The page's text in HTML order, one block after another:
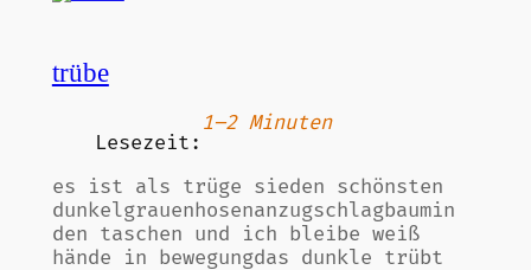
trübe
Lesezeit:
1–2 Minuten
es ist als trüge sieden schönsten
dunkelgrauenhosenanzugschlagbaumin
den taschen und ich bleibe weiß
hände in bewegungdas dunkle trübt